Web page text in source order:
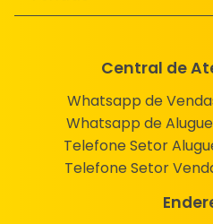
Central de
Whatsapp de
Whatsapp de
Telefone Setor
Telefone Setor